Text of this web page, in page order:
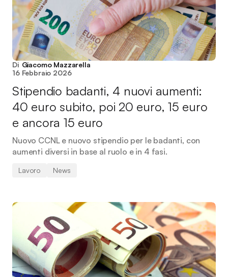
Di Giacomo Mazzarella
16 Febbraio 2026
Stipendio badanti, 4 nuovi aumenti:
40 euro subito, poi 20 euro, 15 euro
e ancora 15 euro
Nuovo CCNL e nuovo stipendio per le badanti, con
aumenti diversi in base al ruolo e in 4 fasi.
Lavoro News